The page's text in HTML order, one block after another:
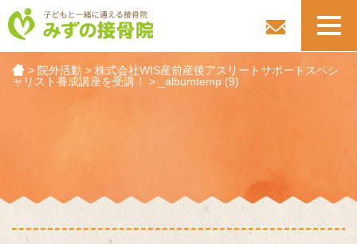
> 院外活動 >株式会社WIS産前産後アスリートサポートスペシ
ャリスト養成講座を受講！
> _albumtemp (9)